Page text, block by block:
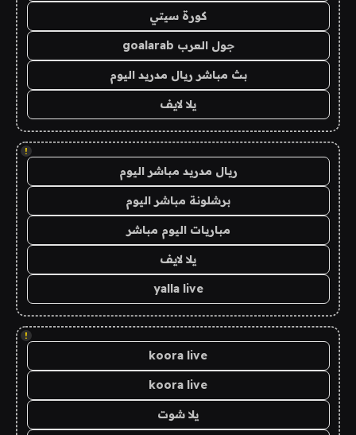
كورة سيتي
جول العرب goalarab
بث مباشر ريال مدريد اليوم
يلا لايف
!
ريال مدريد مباشر اليوم
برشلونة مباشر اليوم
مباريات اليوم مباشر
يلا لايف
yalla live
!
koora live
koora live
يلا شوت